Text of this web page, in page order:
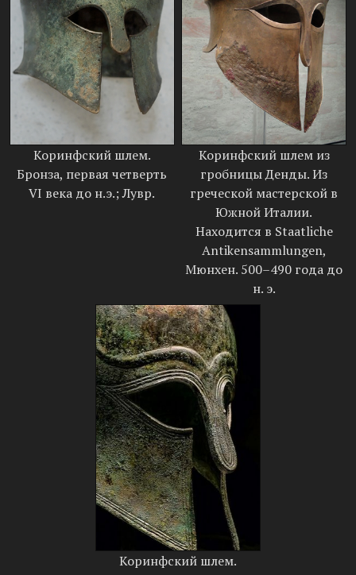
Коринфский шлем.
Бронза, первая четверть
VI века до н.э.; Лувр.
Коринфский шлем из
гробницы Денды. Из
греческой мастерской в
Южной Италии.
Находится в Staatliche
Antikensammlungen,
Мюнхен. 500–490 года до
н. э.
Коринфский шлем.